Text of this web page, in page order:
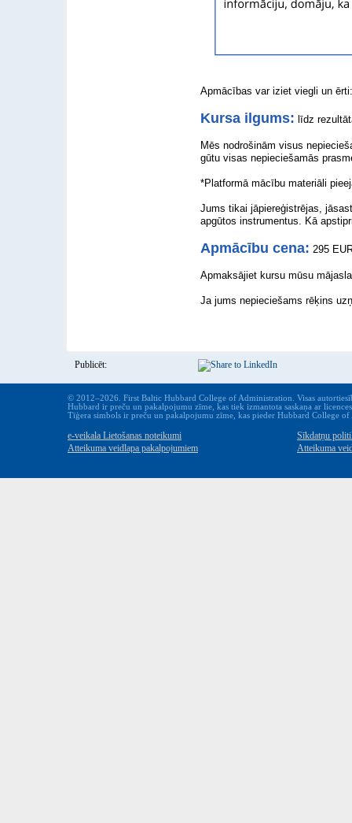
Apmācības var iziet viegli un
Kursa ilgums: līdz
Mēs nodrošinām visus
gūtu visas nepieciešamās
*Platformā mācību materiāli
Jums tikai jāpiereģistrējas,
apgūtos instrumentus. Kā
Apmācību cena: 295
Apmaksājiet kursu mūsu
Ja jums nepieciešams rēķins
Publicēt:
© 2012–2026. First Baltic Hubbard College of Administration. Visas
Hubbard ir preču un pakalpojumu zīme, kas tiek izmantota saskaņa ar
Tīģera simbols ir preču un pakalpojumu zīme, kas pieder Hubbard College
e-veikala Lietošanas noteikumi
Atteikuma veidlapa pakalpojumiem
Sīkdatņu
Atteikuma